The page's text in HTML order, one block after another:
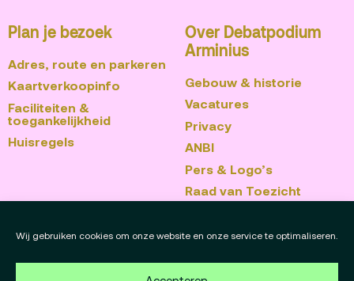
Wij gebruiken cookies om onze website en onze service te optimaliseren.
Plan je bezoek
Adres, route en parkeren
Kaartverkoopinfo
Faciliteiten &
toegankelijkheid
Huisregels
Over Debatpodium
Arminius
Gebouw & historie
Vacatures
Privacy
ANBI
Pers & Logo’s
Raad van Toezicht
Contact
Team
Blijf op de hoogte